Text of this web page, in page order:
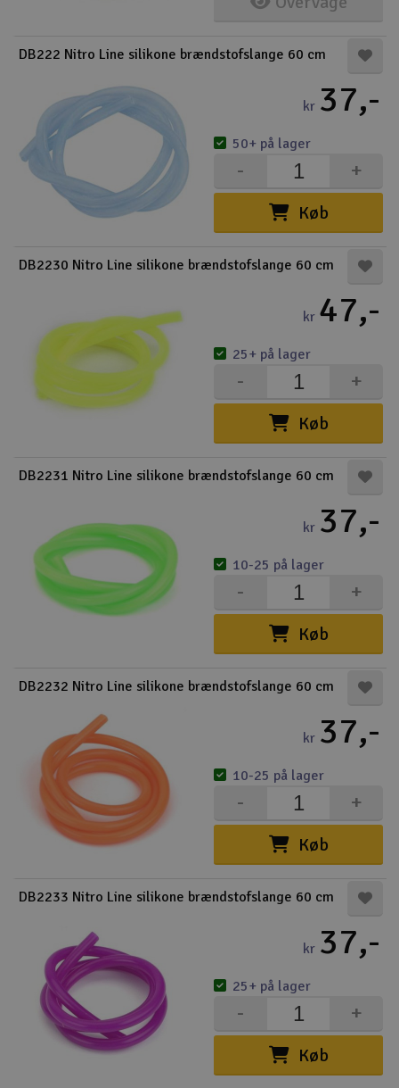
Helikopter
Kameraudstyr
Modelbygg og byggesæt
Motor & tilbehør
Outlet
Raketter
Scooter & elkøretøj
Slot racing
Smarthjem, leg og hobby
Gavekort
DB222 Nitro Line silikone brændstofslange 60 cm
kr 37,-
Køb
+
-
50+ på lager
DB2230 Nitro Line silikone brændstofslange 60 cm
kr 47,-
Køb
+
-
25+ på lager
DB2231 Nitro Line silikone brændstofslange 60 cm
kr 37,-
Køb
+
-
10-25 på lager
DB2232 Nitro Line silikone brændstofslange 60 cm
kr 37,-
Køb
+
-
10-25 på lager
DB2233 Nitro Line silikone brændstofslange 60 cm
kr 37,-
Køb
+
-
25+ på lager